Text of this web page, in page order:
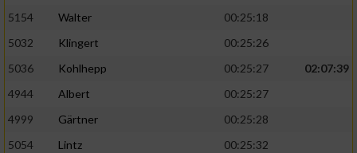
5154
Walter
00:25:18
5032
Klingert
00:25:26
5036
Kohlhepp 00:25:27
02:07:39
4944
Albert
00:25:27
4999
Gärtner
00:25:28
5054
Lintz
00:25:32